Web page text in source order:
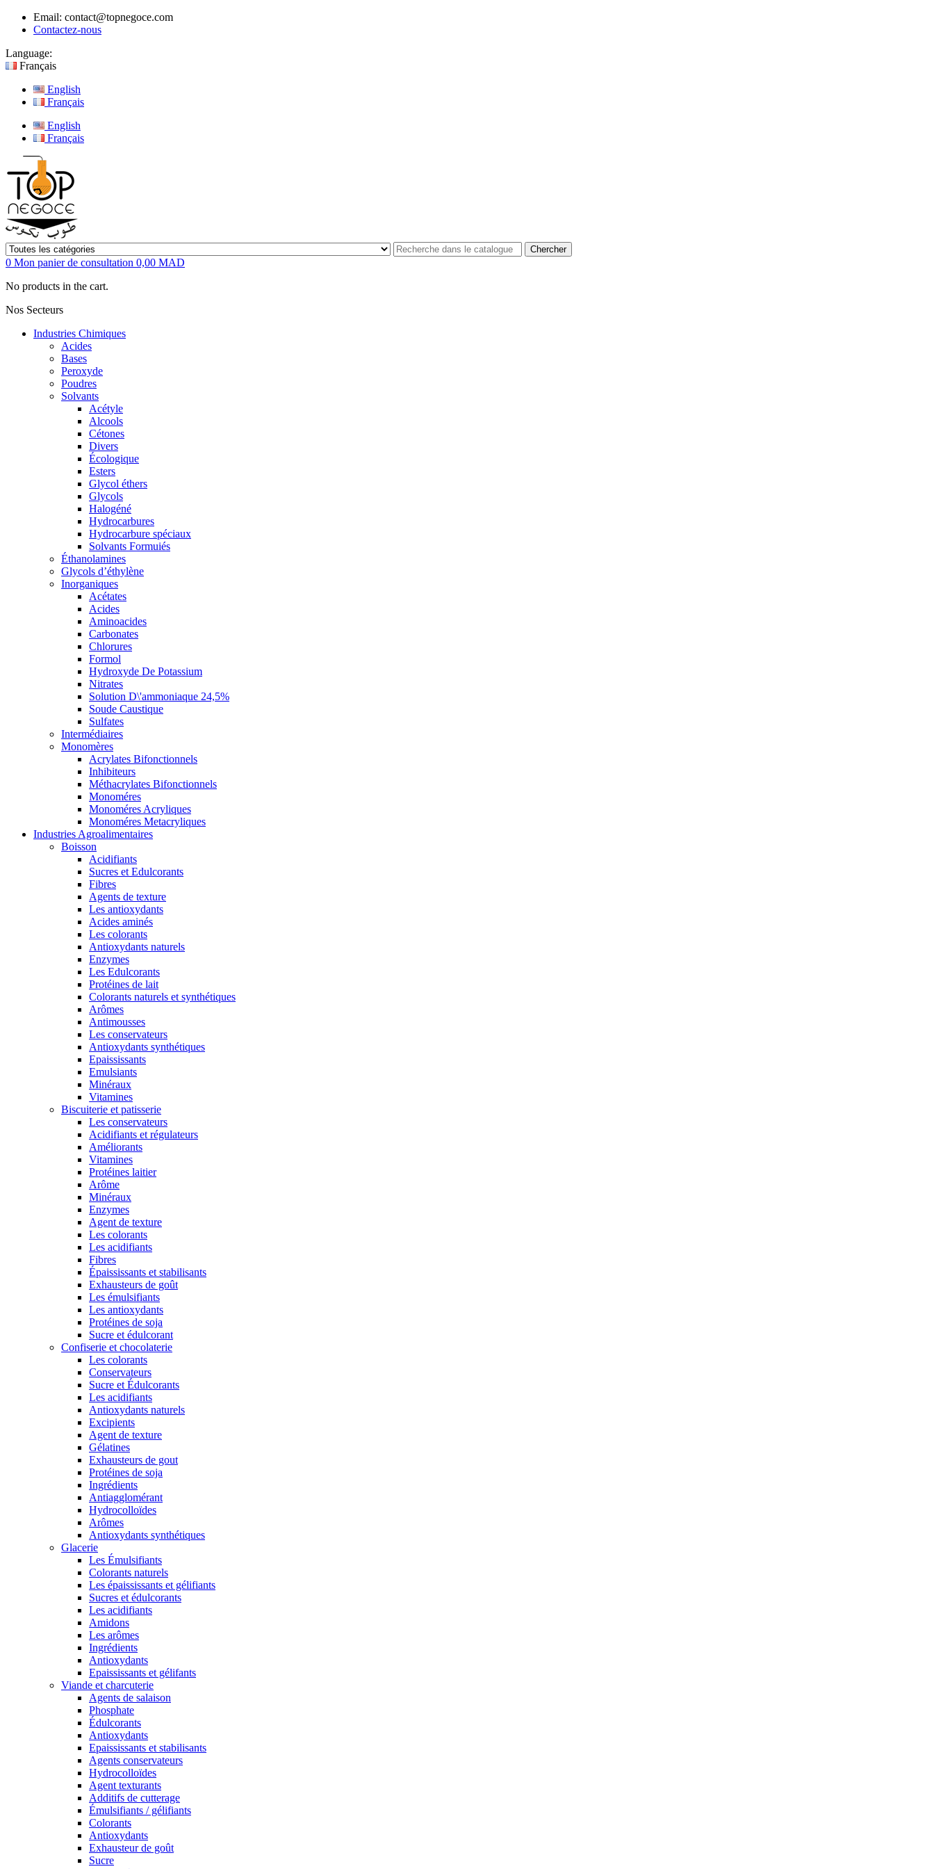
Email: contact@topnegoce.com
Contactez-nous
Language:
Français
English
Français
English
Français
Chercher
0 Mon panier de consultation 0,00 MAD
No products in the cart.
Nos Secteurs
Industries Chimiques
Acides
Bases
Peroxyde
Poudres
Solvants
Acétyle
Alcools
Cétones
Divers
Écologique
Esters
Glycol éthers
Glycols
Halogéné
Hydrocarbures
Hydrocarbure spéciaux
Solvants Formuiés
Éthanolamines
Glycols d’éthylène
Inorganiques
Acétates
Acides
Aminoacides
Carbonates
Chlorures
Formol
Hydroxyde De Potassium
Nitrates
Solution D\'ammoniaque 24,5%
Soude Caustique
Sulfates
Intermédiaires
Monomères
Acrylates Bifonctionnels
Inhibiteurs
Méthacrylates Bifonctionnels
Monoméres
Monoméres Acryliques
Monoméres Metacryliques
Industries Agroalimentaires
Boisson
Acidifiants
Sucres et Edulcorants
Fibres
Agents de texture
Les antioxydants
Acides aminés
Les colorants
Antioxydants naturels
Enzymes
Les Edulcorants
Protéines de lait
Colorants naturels et synthétiques
Arômes
Antimousses
Les conservateurs
Antioxydants synthétiques
Epaississants
Emulsiants
Minéraux
Vitamines
Biscuiterie et patisserie
Les conservateurs
Acidifiants et régulateurs
Améliorants
Vitamines
Protéines laitier
Arôme
Minéraux
Enzymes
Agent de texture
Les colorants
Les acidifiants
Fibres
Épaississants et stabilisants
Exhausteurs de goût
Les émulsifiants
Les antioxydants
Protéines de soja
Sucre et édulcorant
Confiserie et chocolaterie
Les colorants
Conservateurs
Sucre et Édulcorants
Les acidifiants
Antioxydants naturels
Excipients
Agent de texture
Gélatines
Exhausteurs de gout
Protéines de soja
Ingrédients
Antiagglomérant
Hydrocolloïdes
Arômes
Antioxydants synthétiques
Glacerie
Les Émulsifiants
Colorants naturels
Les épaississants et gélifiants
Sucres et édulcorants
Les acidifiants
Amidons
Les arômes
Ingrédients
Antioxydants
Epaississants et gélifants
Viande et charcuterie
Agents de salaison
Phosphate
Édulcorants
Antioxydants
Epaississants et stabilisants
Agents conservateurs
Hydrocolloïdes
Agent texturants
Additifs de cutterage
Émulsifiants / gélifiants
Colorants
Antioxydants
Exhausteur de goût
Sucre